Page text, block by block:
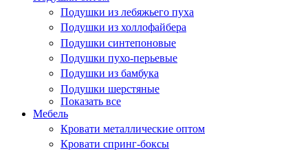
Подушки из лебяжьего пуха
Подушки из холлофайбера
Подушки синтепоновые
Подушки пухо-перьевые
Подушки из бамбука
Подушки шерстяные
Показать все
Мебель
Кровати металлические оптом
Кровати спринг-боксы